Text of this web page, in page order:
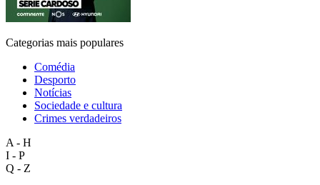
Categorias mais populares
Comédia
Desporto
Notícias
Sociedade e cultura
Crimes verdadeiros
A - H
I - P
Q - Z